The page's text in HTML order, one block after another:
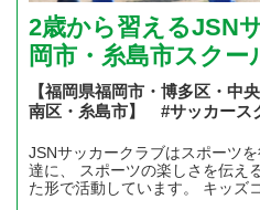
2歳から習えるJSN
岡市・糸島市スクー
【福岡県福岡市・博多区・中
南区・糸島市】 #サッカース
JSNサッカークラブはスポーツ
達に、 スポーツの楽しさを伝え
た形で活動しています。 キッズ